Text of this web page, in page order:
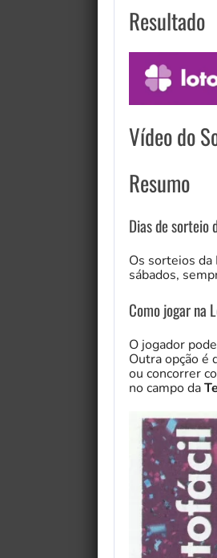
Resultado
Vídeo do
Resumo
Dias de sorteio
Os sorteios da
sábados,
Como jogar na
O jogador
Outra opção é
ou concorrer
no campo da